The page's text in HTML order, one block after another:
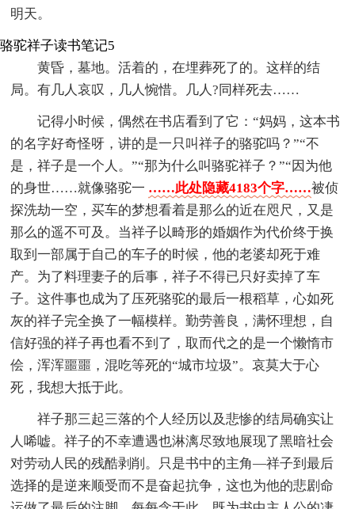
明天。
骆驼祥子读书笔记5
黄昏，墓地。活着的，在埋葬死了的。这样的结
局。有几人哀叹，几人惋惜。几人?同样死去……
记得小时候，偶然在书店看到了它：“妈妈，这本书
的名字好奇怪呀，讲的是一只叫祥子的骆驼吗？”“不
是，祥子是一个人。”“那为什么叫骆驼祥子？”“因为他
的身世……就像骆驼一 ……此处隐藏4183个字……被侦
探洗劫一空，买车的梦想看着是那么的近在咫尺，又是
那么的遥不可及。当祥子以畸形的婚姻作为代价终于换
取到一部属于自己的车子的时候，他的老婆却死于难
产。为了料理妻子的后事，祥子不得已只好卖掉了车
子。这件事也成为了压死骆驼的最后一根稻草，心如死
灰的祥子完全换了一幅模样。勤劳善良，满怀理想，自
信好强的祥子再也看不到了，取而代之的是一个懒惰市
侩，浑浑噩噩，混吃等死的“城市垃圾”。哀莫大于心
死，我想大抵于此。
祥子那三起三落的个人经历以及悲惨的结局确实让
人唏嘘。祥子的不幸遭遇也淋漓尽致地展现了黑暗社会
对劳动人民的残酷剥削。只是书中的主角—祥子到最后
选择的是逆来顺受而不是奋起抗争，这也为他的悲剧命